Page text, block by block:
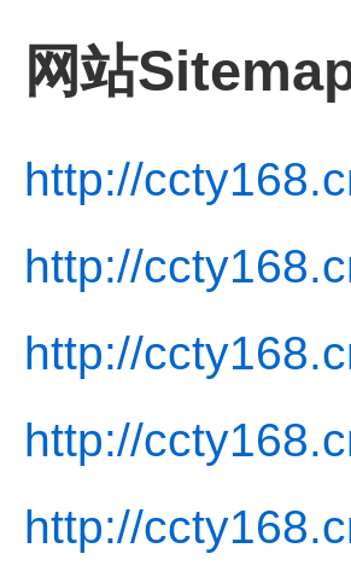
网站
http://
http://
http://
http://
http://